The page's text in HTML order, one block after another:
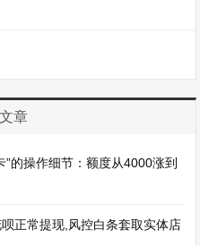
章
”的操作细节：额度从4000涨到
正常提现,风控白条套取实体店